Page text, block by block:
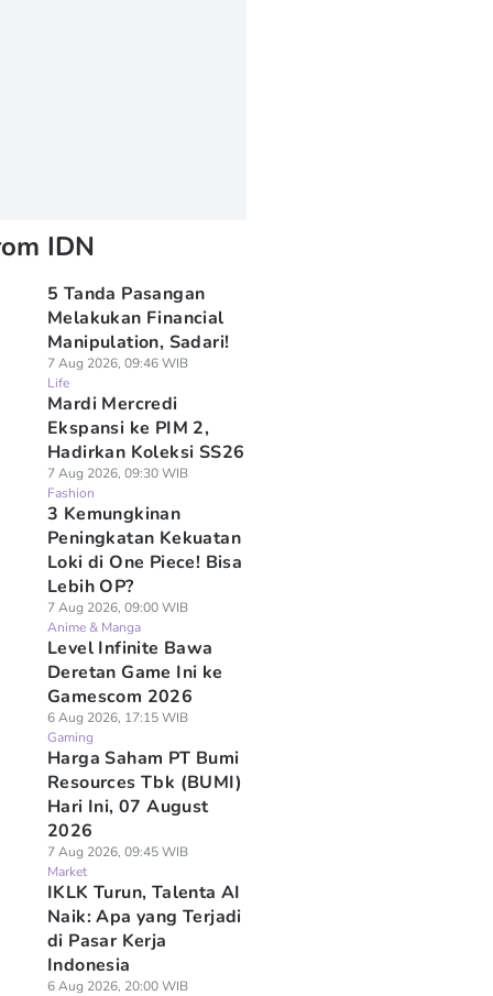
IDN
5 Tanda Pasangan
Melakukan Financial
Manipulation, Sadari!
7 Aug 2026, 09:46 WIB
Life
Mardi Mercredi
Ekspansi ke PIM 2,
Hadirkan Koleksi SS26
7 Aug 2026, 09:30 WIB
Fashion
3 Kemungkinan
Peningkatan Kekuatan
Loki di One Piece! Bisa
Lebih OP?
7 Aug 2026, 09:00 WIB
Anime & Manga
Level Infinite Bawa
Deretan Game Ini ke
Gamescom 2026
6 Aug 2026, 17:15 WIB
Gaming
Harga Saham PT Bumi
Resources Tbk (BUMI)
Hari Ini, 07 August
2026
7 Aug 2026, 09:45 WIB
Market
IKLK Turun, Talenta AI
Naik: Apa yang Terjadi
di Pasar Kerja
Indonesia
6 Aug 2026, 20:00 WIB